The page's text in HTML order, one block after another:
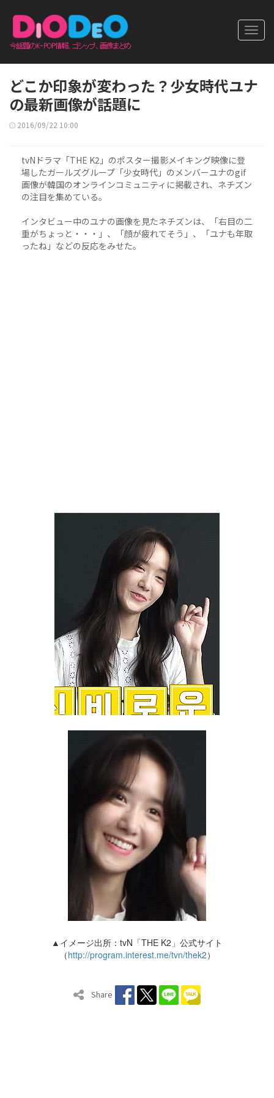
どこか印象が変わった？少女時代ユナ
の最新画像が話題に
2016/09/22 10:00
tvNドラマ「THE K2」のポスター撮影メイキング映像に登
場したガールズグループ「少女時代」のメンバーユナのgif
画像が韓国のオンラインコミュニティに掲載され、ネチズン
の注目を集めている。
インタビュー中のユナの画像を見たネチズンは、「右目の二
重がちょっと・・・」、「顔が疲れてそう」、「ユナも年取
ったね」などの反応をみせた。
▲イメージ出所：tvN「THE K2」公式サイト
（http://program.interest.me/tvn/thek2）
Share